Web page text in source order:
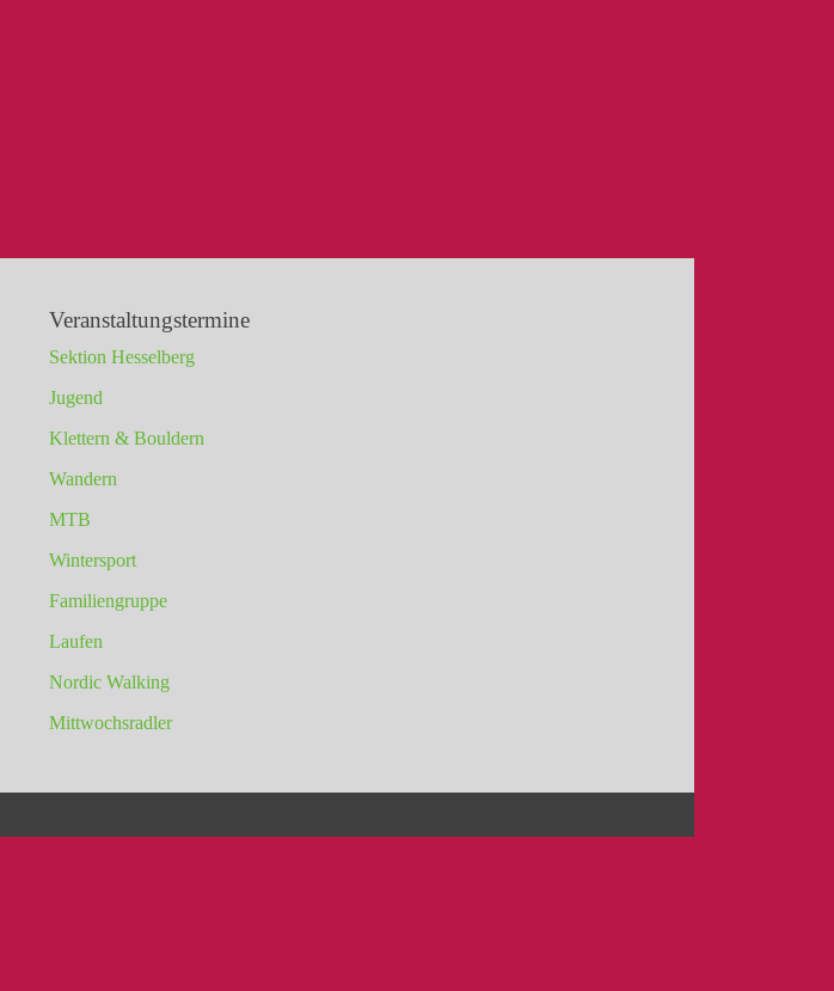
Veranstaltungstermine
Sektion Hesselberg
Jugend
Klettern & Bouldern
Wandern
MTB
Wintersport
Familiengruppe
Laufen
Nordic Walking
Mittwochsradler